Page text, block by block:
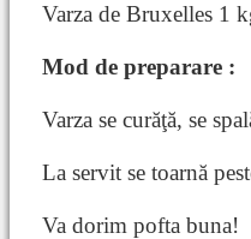
Varza de Bruxelles 1
Mod de preparare :
Varza se curăţă, se
La servit se toarnă
Va dorim pofta buna!